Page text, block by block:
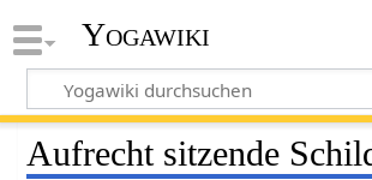
Yogawiki
Aufrecht sitzende